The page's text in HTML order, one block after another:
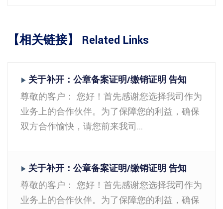
【相关链接】 Related Links
▶ 关于补开：公章备案证明/缴销证明 告知
尊敬的客户： 您好！首先感谢您选择我司作为
业务上的合作伙伴。为了保障您的利益，确保
双方合作愉快，请您前来我司...
▶ 关于补开：公章备案证明/缴销证明 告知
尊敬的客户： 您好！首先感谢您选择我司作为
业务上的合作伙伴。为了保障您的利益，确保